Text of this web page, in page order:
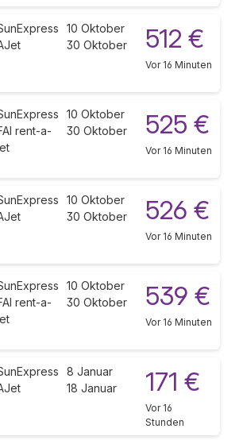
10 Oktober
30 Oktober
512 €
Vor 16 Minuten
rent-a-
10 Oktober
30 Oktober
525 €
Vor 16 Minuten
10 Oktober
30 Oktober
526 €
Vor 16 Minuten
rent-a-
10 Oktober
30 Oktober
539 €
Vor 16 Minuten
8 Januar
18 Januar
171 €
Vor 16
Stunden